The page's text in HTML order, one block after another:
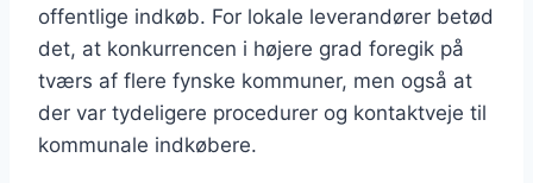
offentlige indkøb. For lokale leverandører betød
det, at konkurrencen i højere grad foregik på
tværs af flere fynske kommuner, men også at
der var tydeligere procedurer og kontaktveje til
kommunale indkøbere.